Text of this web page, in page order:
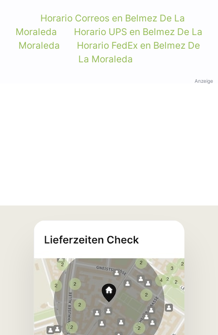
Horario Correos en Belmez De La
Moraleda
Horario UPS en Belmez De La
Moraleda
Horario FedEx en Belmez De
La Moraleda
Anzeige